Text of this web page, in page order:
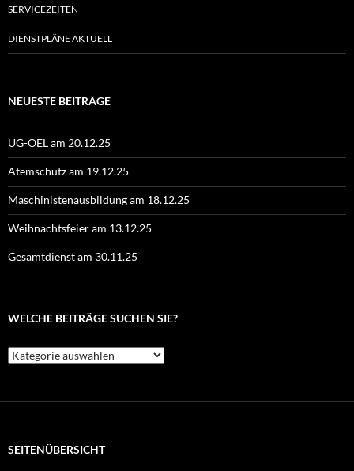
SERVICEZEITEN
DIENSTPLÄNE AKTUELL
NEUESTE BEITRÄGE
UG-ÖEL am 20.12.25
Atemschutz am 19.12.25
Maschinistenausbildung am 18.12.25
Weihnachtsfeier am 13.12.25
Gesamtdienst am 30.11.25
WELCHE BEITRÄGE SUCHEN SIE?
Welche
Beiträge
SEITENÜBERSICHT